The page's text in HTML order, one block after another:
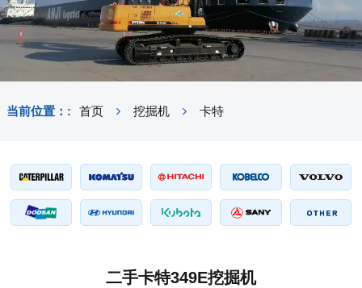
当前位置：: 首页 挖掘机 卡特
二手卡特349E挖掘机